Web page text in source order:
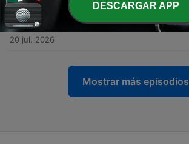
1695 - Entrevista: Óscar Martín (Astrónomo
aficionado, ecplise solar total)
20 jul. 2026
Mostrar más episodios
DESCARGAR APP